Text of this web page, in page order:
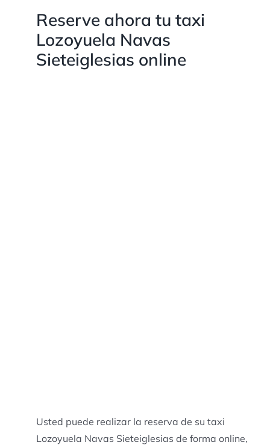
Reserve ahora tu taxi
Lozoyuela Navas
Sieteiglesias online
Usted puede realizar la reserva de su taxi
Lozoyuela Navas Sieteiglesias de forma online,